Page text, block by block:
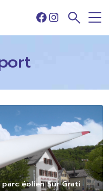
Facebook
Instagram
éolien Sur Grati